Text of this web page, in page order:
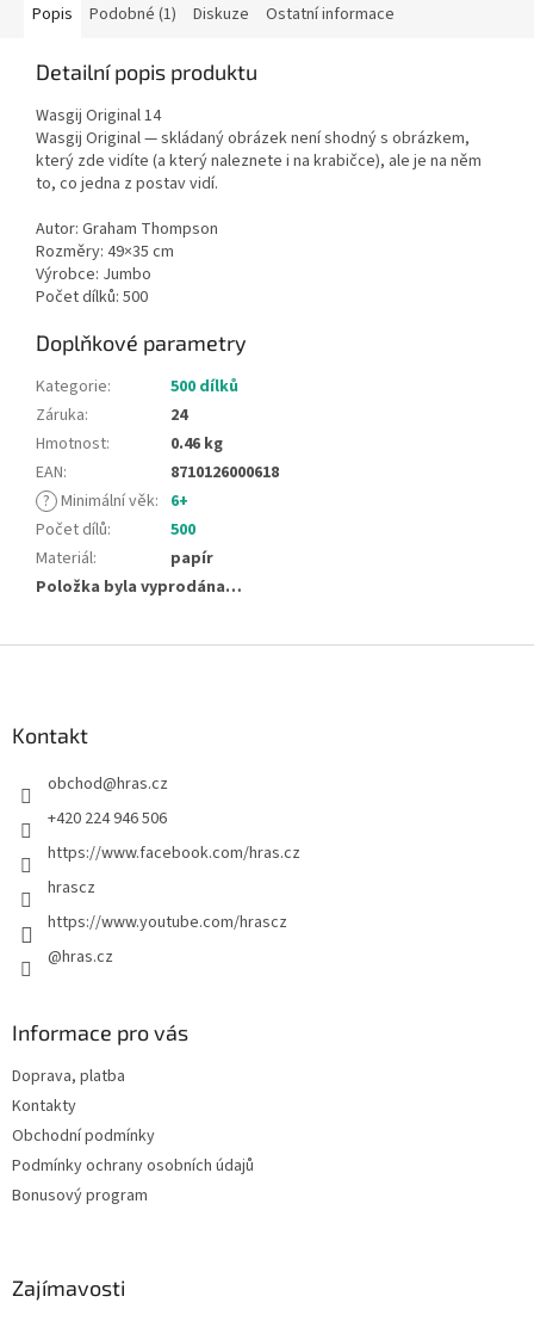
Popis Podobné (1) Diskuze Ostatní informace
Detailní popis produktu
Wasgij Original 14
Wasgij Original — skládaný obrázek není shodný s obrázkem,
který zde vidíte (a který naleznete i na krabičce), ale je na něm
to, co jedna z postav vidí.
Autor: Graham Thompson
Rozměry: 49 × 35 cm
Výrobce: Jumbo
Počet dílků: 500
Doplňkové parametry
Kategorie:
500 dílků
Záruka:
24
Hmotnost:
0.46 kg
EAN:
8710126000618
? Minimální věk: 6+
Počet dílů:
500
Materiál:
papír
Položka byla vyprodána…
Kontakt
obchod@hras.cz
+420 224 946 506
https://www.facebook.com/hras.cz
hrascz
https://www.youtube.com/hrascz
@hras.cz
Informace pro vás
Doprava, platba
Kontakty
Obchodní podmínky
Podmínky ochrany osobních údajů
Bonusový program
Zajímavosti